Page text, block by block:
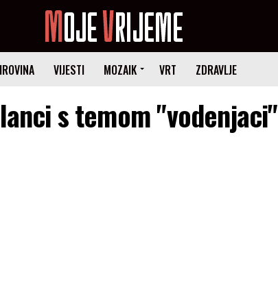
VIJESTI MOZAIK VRT ZDRAVLJE
s temom "vodenjaci"